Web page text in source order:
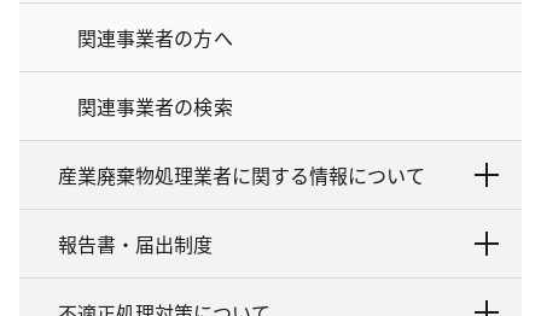
関連事業者の方へ
関連事業者の検索
産業廃棄物処理業者に関する情報について
報告書・届出制度